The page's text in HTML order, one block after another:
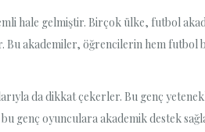
hale gelmiştir. Birçok ülke, futbol
akademiler, öğrencilerin hem futbol
da dikkat çekerler. Bu genç
genç oyunculara akademik destek